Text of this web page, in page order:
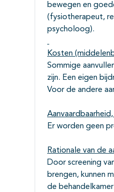
bewegen en
(fysiotherapeut,
psycholoog).
Kosten
Sommige
zijn. Een eigen
Voor de andere
Er worden geen
Rationale van de
Door screening
brengen, kunnen
de